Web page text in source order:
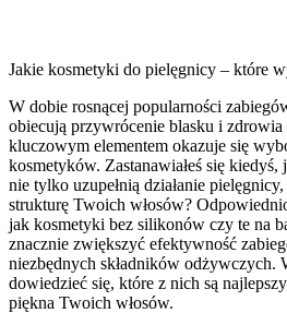
Jakie kosmetyki do pielęgnicy – które
W dobie rosnącej popularności
obiecują przywrócenie blasku i zdrowia
kluczowym elementem okazuje się
kosmetyków. Zastanawiałeś się
nie tylko uzupełnią działanie
strukturę Twoich włosów?
jak kosmetyki bez silikonów czy te na
znacznie zwiększyć efektywność
niezbędnych składników odżywczych.
dowiedzieć się, które z nich są
piękna Twoich włosów.